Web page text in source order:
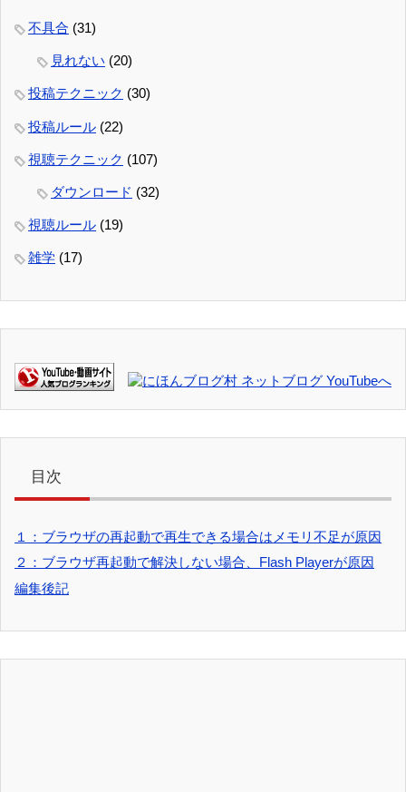
不具合 (31)
見れない (20)
投稿テクニック (30)
投稿ルール (22)
視聴テクニック (107)
ダウンロード (32)
視聴ルール (19)
雑学 (17)
目次
１：ブラウザの再起動で再生できる場合はメモリ不足が原因
２：ブラウザ再起動で解決しない場合、Flash Playerが原因
編集後記